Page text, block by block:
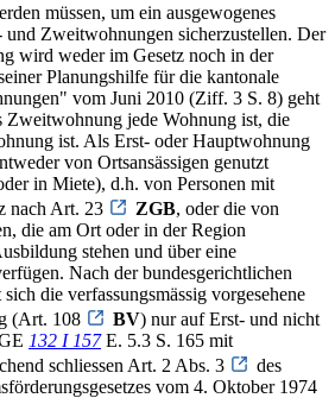
müssen, um ein ausgewogenes
und Zweitwohnungen sicherzustellen. Der
wird weder im Gesetz noch in der
Planungshilfe für die kantonale
vom Juni 2010 (Ziff. 3 S. 8) geht
Zweitwohnung jede Wohnung ist, die
ist. Als Erst- oder Hauptwohnung
von Ortsansässigen genutzt
in Miete), d.h. von Personen mit
nach Art. 23
ZGB, oder die von
die am Ort oder in der Region
stehen und über eine
Nach der bundesgerichtlichen
die verfassungsmässig vorgesehene
(Art. 108
BV) nur auf Erst- und nicht
132 I 157E. 5.3 S. 165 mit
schliessen Art. 2 Abs. 3
des
vom 4. Oktober 1974